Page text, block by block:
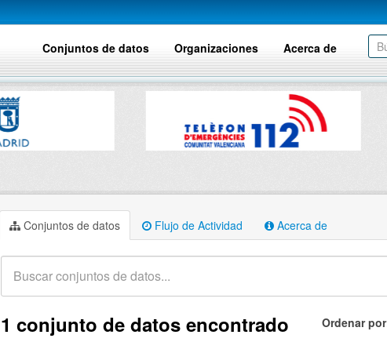
Conjuntos de datos Organizaciones Acerca de
Conjuntos de datos Flujo de Actividad Acerca de
Ordenar por
1 conjunto de datos encontrado